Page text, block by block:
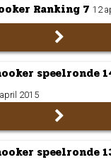
Ranking 7 12
speelronde
2015
speelronde